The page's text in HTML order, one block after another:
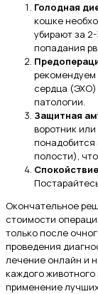
Голодная
кошке
убирают за
попадания
рекомендуем
сердца (ЭХО)
патологии.
Защитная
воротник
полости),
Окончательное
стоимости
только после
проведения
лечение онлайн и
каждого
применение